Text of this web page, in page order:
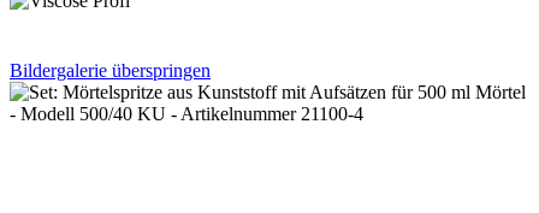
Bildergalerie überspringen